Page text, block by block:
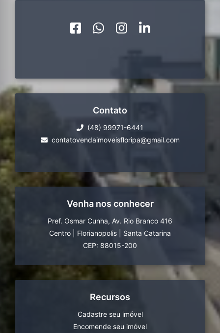
Contato
(48) 99971-6441
contatovendaimoveisfloripa@gmail.com
Venha nos conhecer
Pref. Osmar Cunha, Av. Rio Branco 416
Centro
Florianopolis
Santa Catarina
CEP: 88015-200
Recursos
Cadastre seu imóvel
Encomende seu imóvel